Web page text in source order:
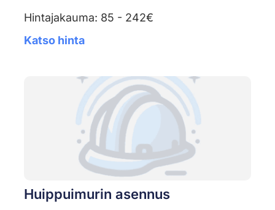
Hintajakauma: 85 - 242€
Katso hinta
Huippuimurin asennus